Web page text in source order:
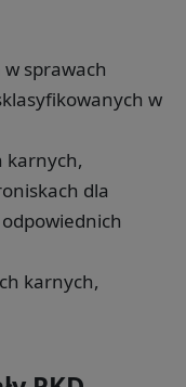
sprawach
w
karnych,
dla
karnych,